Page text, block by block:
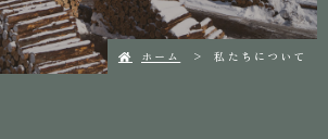
ホーム 私たちについて